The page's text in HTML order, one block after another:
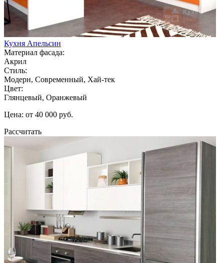
Кухня Апельсин
Материал фасада:
Акрил
Стиль:
Модерн, Современный, Хай-тек
Цвет:
Глянцевый, Оранжевый
Цена: от 40 000 руб.
Рассчитать